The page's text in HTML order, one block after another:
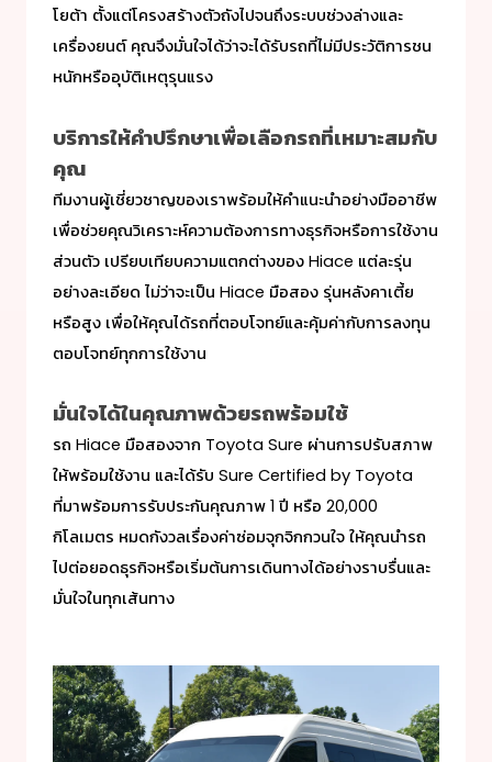
โยต้า ตั้งแต่โครงสร้างตัวถังไปจนถึงระบบช่วงล่างและ
เครื่องยนต์ คุณจึงมั่นใจได้ว่าจะได้รับรถที่ไม่มีประวัติการชน
หนักหรืออุบัติเหตุรุนแรง
บริการให้คำปรึกษาเพื่อเลือกรถที่เหมาะสมกับ
คุณ
ทีมงานผู้เชี่ยวชาญของเราพร้อมให้คำแนะนำอย่างมืออาชีพ
เพื่อช่วยคุณวิเคราะห์ความต้องการทางธุรกิจหรือการใช้งาน
ส่วนตัว เปรียบเทียบความแตกต่างของ Hiace แต่ละรุ่น
อย่างละเอียด ไม่ว่าจะเป็น Hiace มือสอง รุ่นหลังคาเตี้ย
หรือสูง เพื่อให้คุณได้รถที่ตอบโจทย์และคุ้มค่ากับการลงทุน
ตอบโจทย์ทุกการใช้งาน
มั่นใจได้ในคุณภาพด้วยรถพร้อมใช้
รถ Hiace มือสองจาก Toyota Sure ผ่านการปรับสภาพ
ให้พร้อมใช้งาน และได้รับ Sure Certified by Toyota
ที่มาพร้อมการรับประกันคุณภาพ 1 ปี หรือ 20,000
กิโลเมตร หมดกังวลเรื่องค่าซ่อมจุกจิกกวนใจ ให้คุณนำรถ
ไปต่อยอดธุรกิจหรือเริ่มต้นการเดินทางได้อย่างราบรื่นและ
มั่นใจในทุกเส้นทาง